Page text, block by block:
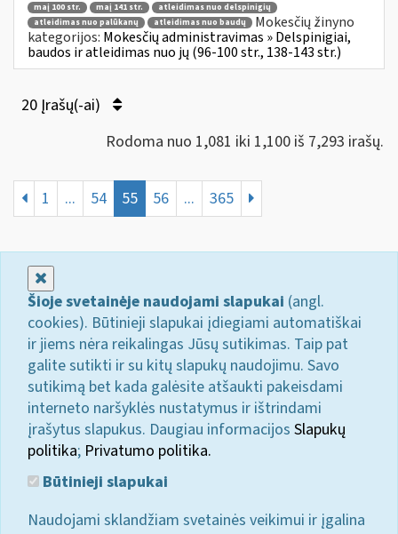
maį 100 str.
maį 141 str.
atleidimas nuo delspinigių
atleidimas nuo palūkanų
atleidimas nuo baudų
Mokesčių žinyno
kategorijos: Mokesčių administravimas » Delspinigiai,
baudos ir atleidimas nuo jų (96-100 str., 138-143 str.)
20 Įrašų(-ai)
Rodoma nuo 1,081 iki 1,100 iš 7,293 irašų.
1 ... 54 55 56 ... 365
Šioje svetainėje naudojami slapukai (angl.
cookies). Būtinieji slapukai įdiegiami automatiškai
ir jiems nėra reikalingas Jūsų sutikimas. Taip pat
galite sutikti ir su kitų slapukų naudojimu. Savo
sutikimą bet kada galėsite atšaukti pakeisdami
interneto naršyklės nustatymus ir ištrindami
įrašytus slapukus. Daugiau informacijos Slapukų
politika; Privatumo politika.
Būtinieji slapukai
Naudojami sklandžiam svetainės veikimui ir įgalina